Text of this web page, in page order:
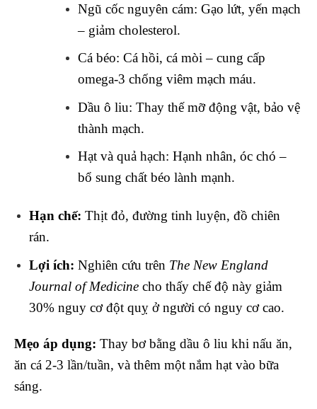
Ngũ cốc nguyên cám: Gạo lứt, yến mạch
– giảm cholesterol.
Cá béo: Cá hồi, cá mòi – cung cấp
omega-3 chống viêm mạch máu.
Dầu ô liu: Thay thế mỡ động vật, bảo vệ
thành mạch.
Hạt và quả hạch: Hạnh nhân, óc chó –
bổ sung chất béo lành mạnh.
Hạn chế: Thịt đỏ, đường tinh luyện, đồ chiên
rán.
Lợi ích: Nghiên cứu trên The New England
Journal of Medicinecho thấy chế độ này giảm
30% nguy cơ đột quỵ ở người có nguy cơ cao.
Mẹo áp dụng: Thay bơ bằng dầu ô liu khi nấu ăn,
ăn cá 2-3 lần/tuần, và thêm một nắm hạt vào bữa
sáng.